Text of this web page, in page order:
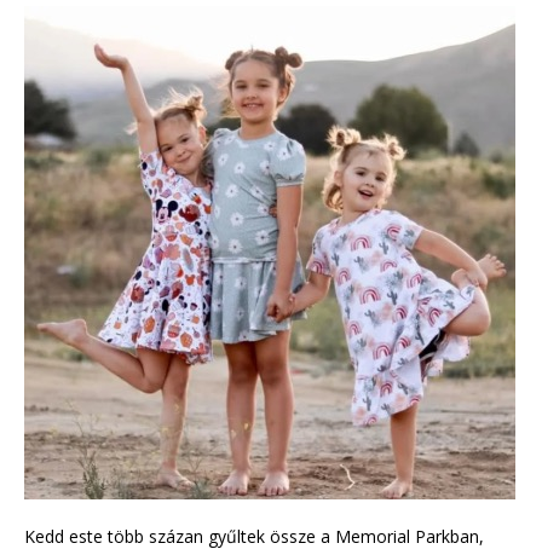
Kedd este több százan gyűltek össze a Memorial Parkban,